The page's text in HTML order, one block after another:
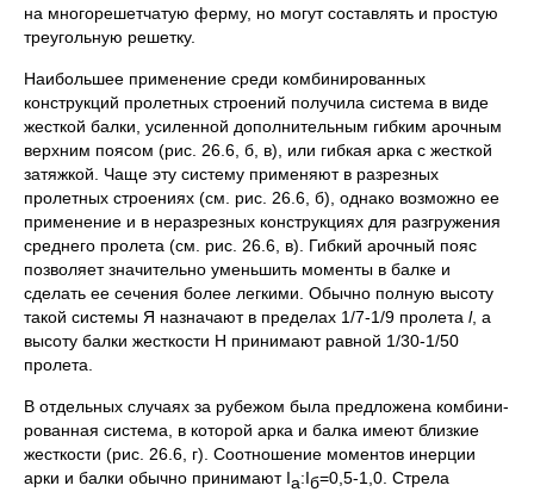
на многорешетчатую ферму, но могут составлять и простую
треугольную решетку.
Наибольшее применение среди комбинированных
конструкций пролетных строений получила система в виде
жесткой балки, уси­ленной дополнительным гибким арочным
верхним поясом (рис. 26.6, б, в), или гибкая арка с жесткой
затяжкой. Чаще эту систему при­меняют в разрезных
пролетных строениях (см. рис. 26.6, б), одна­ко возможно ее
применение и в неразрезных конструкциях для разгружения
среднего пролета (см. рис. 26.6, в). Гибкий арочный пояс
позволяет значительно уменьшить моменты в балке и
сделать ее сечения более легкими. Обычно полную высоту
такой системы Я назначают в пределах 1/7-1/9 пролета l, а
высоту балки жесткос­ти Н принимают равной 1/30-1/50
пролета.
В отдельных случаях за рубежом была предложена комбини­
рованная система, в которой арка и балка имеют близкие
жест­кости (рис. 26.6, г). Соотношение моментов инерции
арки и балки обычно принимают Iа:Iб=0,5-1,0. Стрела